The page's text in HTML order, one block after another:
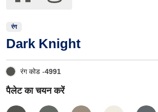
रंग
Dark Knight
रंग कोड -4991
पैलेट का चयन करें